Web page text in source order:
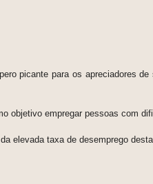
picante para os apreciadores
objetivo empregar pessoas com
elevada taxa de desemprego desta